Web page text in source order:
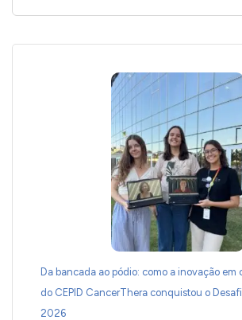
Da bancada ao pódio: como a inovação em
do CEPID CancerThera conquistou o
2026